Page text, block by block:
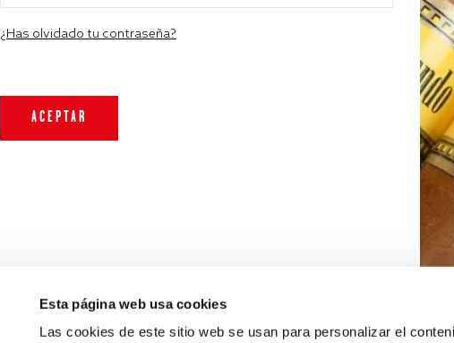
Esta página web usa cookies
Las cookies de este sitio web se usan para personalizar el
¿Has olvidado tu contraseña?